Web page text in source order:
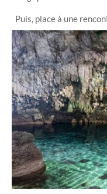
Puis, place à une